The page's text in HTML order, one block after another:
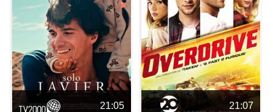
21:05 21:07